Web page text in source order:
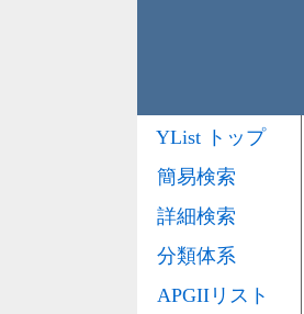
YList トップ
簡易検索
詳細検索
分類体系
APGIIリスト